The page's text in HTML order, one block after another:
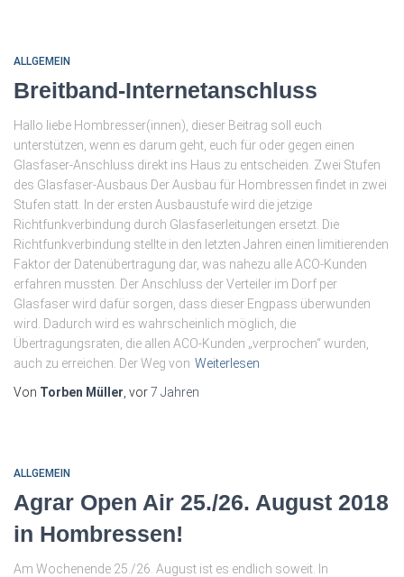
ALLGEMEIN
Breitband-Internetanschluss
Hallo liebe Hombresser(innen), dieser Beitrag soll euch
unterstützen, wenn es darum geht, euch für oder gegen einen
Glasfaser-Anschluss direkt ins Haus zu entscheiden. Zwei Stufen
des Glasfaser-Ausbaus Der Ausbau für Hombressen findet in zwei
Stufen statt. In der ersten Ausbaustufe wird die jetzige
Richtfunkverbindung durch Glasfaserleitungen ersetzt. Die
Richtfunkverbindung stellte in den letzten Jahren einen limitierenden
Faktor der Datenübertragung dar, was nahezu alle ACO-Kunden
erfahren mussten. Der Anschluss der Verteiler im Dorf per
Glasfaser wird dafür sorgen, dass dieser Engpass überwunden
wird. Dadurch wird es wahrscheinlich möglich, die
Übertragungsraten, die allen ACO-Kunden „verprochen“ wurden,
auch zu erreichen. Der Weg von Weiterlesen
Von Torben Müller , vor7 Jahren
ALLGEMEIN
Agrar Open Air 25./26. August 2018
in Hombressen!
Am Wochenende 25./26. August ist es endlich soweit. In